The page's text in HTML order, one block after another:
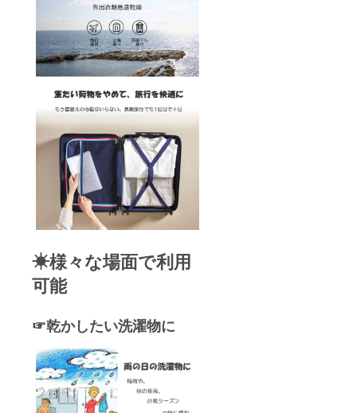
☀様々な場面で利用
可能
☞乾かしたい洗濯物に